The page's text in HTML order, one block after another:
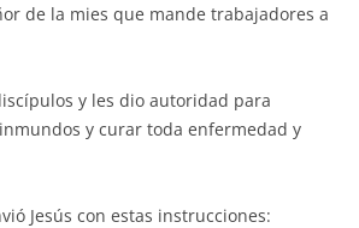
de la mies que mande trabajadores a
y les dio autoridad para
y curar toda enfermedad y
Jesús con estas instrucciones: